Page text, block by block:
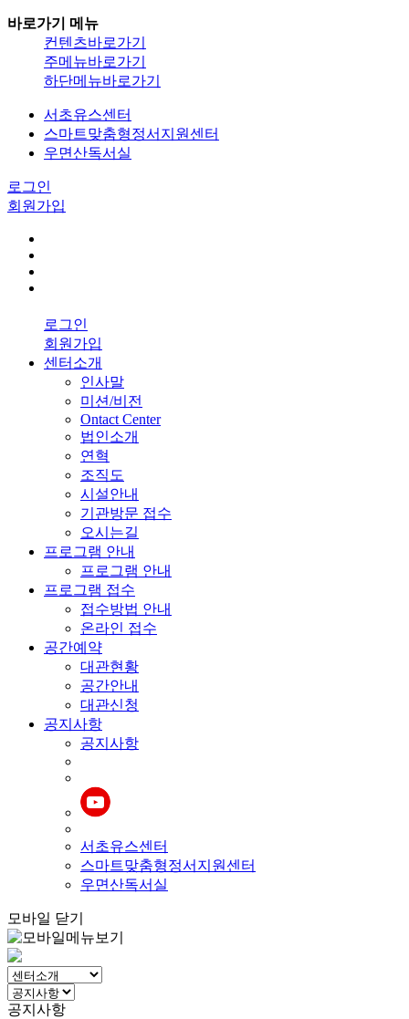
바로가기 메뉴
컨텐츠바로가기
주메뉴바로가기
하단메뉴바로가기
서초유스센터
스마트맞춤형정서지원센터
우면산독서실
로그인
회원가입
로그인
회원가입
센터소개
인사말
미션/비전
Ontact Center
법인소개
연혁
조직도
시설안내
기관방문 접수
오시는길
프로그램 안내
프로그램 안내
프로그램 접수
접수방법 안내
온라인 접수
공간예약
대관현황
공간안내
대관신청
공지사항
공지사항
서초유스센터
스마트맞춤형정서지원센터
우면산독서실
모바일 닫기
공지사항